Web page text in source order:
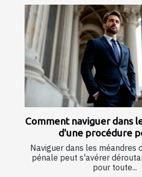
Comment naviguer dans
d'une procédure
Naviguer dans les méandres
pénale peut s'avérer
pour toute...